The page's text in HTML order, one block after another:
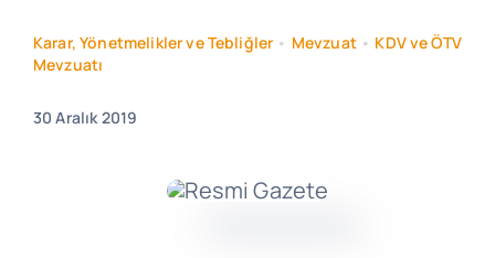
Karar, Yönetmelikler ve Tebliğler • Mevzuat• KDV ve ÖTV
Mevzuatı
30 Aralık 2019